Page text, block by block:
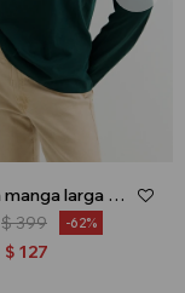
Remera manga larga básica - Verde
$399 62
$ 127